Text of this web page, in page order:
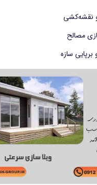
نقشه‌کشی
مصالح
سازه